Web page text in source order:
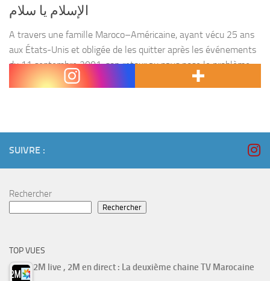
الإسلام يا سلام
A travers une famille Maroco–Américaine, ayant vécu 25 ans
aux États-Unis et obligée de les quitter après les événements
du 11 septembre 2001, son retour au pays pose le problème
du regard de l’occident...
SUIVRE :
Rechercher
Rechercher
TOP VUES
2M live , 2M en direct : La deuxième chaine TV Marocaine